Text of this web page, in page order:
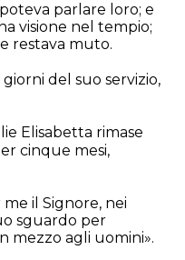
parlare loro; e
visione nel tempio;
restava muto.
del suo servizio,
Elisabetta rimase
cinque mesi,
il Signore, nei
sguardo per
mezzo agli uomini».